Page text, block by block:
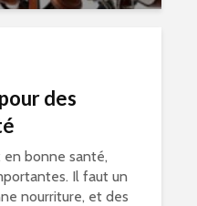
des
en bonne santé,
Il faut un
nourriture, et des